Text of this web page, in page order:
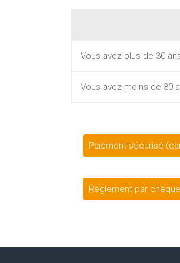
Vous avez plus de 30
Vous avez moins de 30
Paiement sécurisé
Règlement par